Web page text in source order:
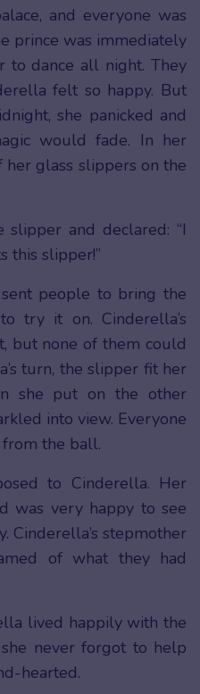
and everyone was
prince was immediately
to dance all night. They
felt so happy. But
she panicked and
would fade. In her
her glass slippers on the
and declared: “I
this slipper!”
people to bring the
try it on. Cinderella’s
but none of them could
turn, the slipper fit her
she put on the other
into view. Everyone
the ball.
to Cinderella. Her
was very happy to see
Cinderella’s stepmother
of what they had
lived happily with the
never forgot to help
hearted.